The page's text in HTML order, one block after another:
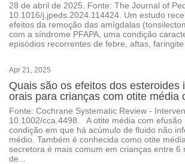
28 de abril de 2025. Fonte: The Journal of
10.1016/j.jpeds.2024.114424. Um estudo
efeitos da remoção das amígdalas
com a síndrome PFAPA, uma condição
episódios recorrentes de febre, aftas, faringite
Apr 21, 2025
Quais são os efeitos dos esteroides
orais para crianças com otite média
Fonte: Cochrane Systematic Review -
10.1002/cca.4498. A otite média com efusão
condição em que há acúmulo de fluido não
médio. Também é conhecida como otite
secretora é mais comum em crianças entre 6
de...